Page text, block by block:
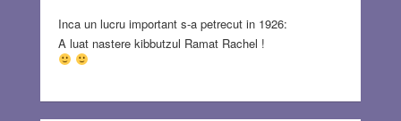
Inca un lucru important s-a petrecut in 1926:
A luat nastere kibbutzul Ramat Rachel !